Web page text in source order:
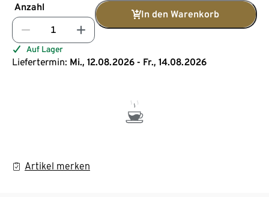
Anzahl
In den Warenkorb
Auf Lager
Liefertermin: Mi., 12.08.2026 - Fr., 14.08.2026
Artikel merken